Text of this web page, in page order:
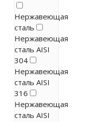
Нержавеющая
сталь
Нержавеющая
сталь AISI
304
Нержавеющая
сталь AISI
316
Нержавеющая
сталь AISI